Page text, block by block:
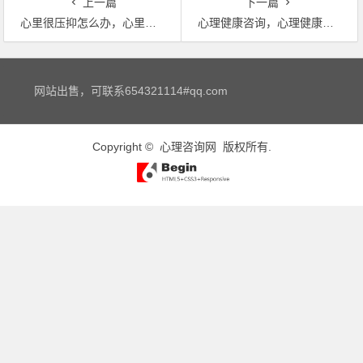
心里很压抑怎么办，心里很压抑怎么办
心理健康咨询，心理健康咨询
文章导航
网站出售，可联系654321114#qq.com
Copyright © 心理咨询网 版权所有.